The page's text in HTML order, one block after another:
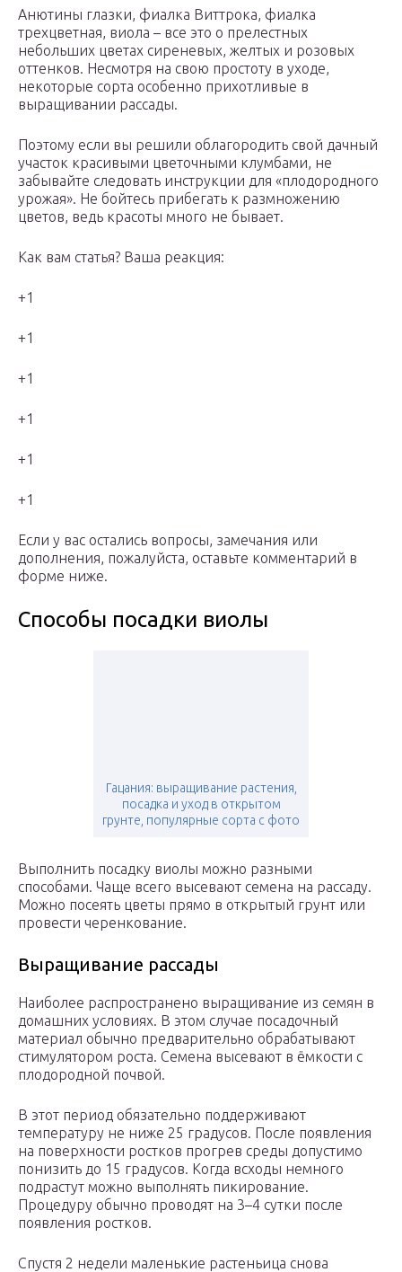
Анютины глазки, фиалка Виттрока, фиалка
трехцветная, виола – все это о прелестных
небольших цветах сиреневых, желтых и розовых
оттенков. Несмотря на свою простоту в уходе,
некоторые сорта особенно прихотливые в
выращивании рассады.
Поэтому если вы решили облагородить свой дачный
участок красивыми цветочными клумбами, не
забывайте следовать инструкции для «плодородного
урожая». Не бойтесь прибегать к размножению
цветов, ведь красоты много не бывает.
Как вам статья? Ваша реакция:
+1
+1
+1
+1
+1
+1
Если у вас остались вопросы, замечания или
дополнения, пожалуйста, оставьте комментарий в
форме ниже.
Способы посадки виолы
Гацания: выращивание растения,
посадка и уход в открытом
грунте, популярные сорта с фото
Выполнить посадку виолы можно разными
способами. Чаще всего высевают семена на рассаду.
Можно посеять цветы прямо в открытый грунт или
провести черенкование.
Выращивание рассады
Наиболее распространено выращивание из семян в
домашних условиях. В этом случае посадочный
материал обычно предварительно обрабатывают
стимулятором роста. Семена высевают в ёмкости с
плодородной почвой.
В этот период обязательно поддерживают
температуру не ниже 25 градусов. После появления
на поверхности ростков прогрев среды допустимо
понизить до 15 градусов. Когда всходы немного
подрастут можно выполнять пикирование.
Процедуру обычно проводят на 3–4 сутки после
появления ростков.
Спустя 2 недели маленькие растеньица снова